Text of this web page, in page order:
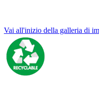
Vai all'inizio della galleria di